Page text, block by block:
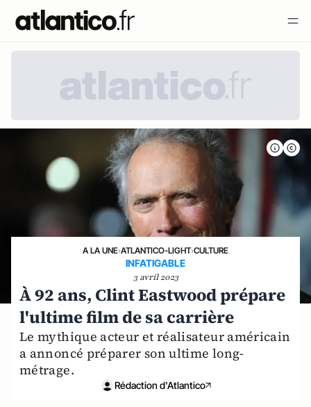
A LA UNE›ATLANTICO-LIGHT›CULTURE
INFATIGABLE
3 avril 2023
À 92 ans, Clint Eastwood prépare
l'ultime film de sa carrière
Le mythique acteur et réalisateur américain
a annoncé préparer son ultime long-
métrage.
Rédaction d'Atlantico